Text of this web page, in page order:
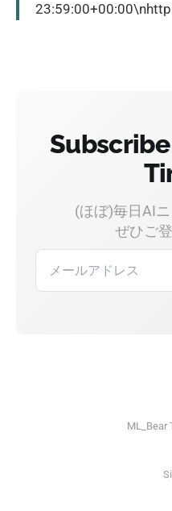
(ほぼ)毎日AI
ぜひご
ML_Bear